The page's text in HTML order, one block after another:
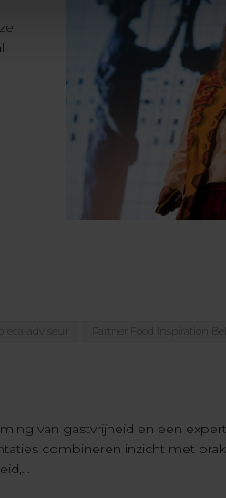
adviseur Partner Food Inspiration
van gastvrijheid en een
combineren inzicht met